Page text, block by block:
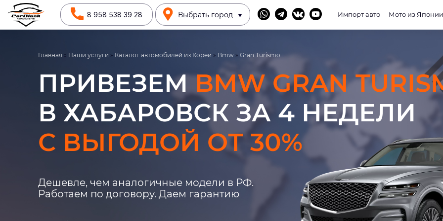
8 958 538 39 28 Выбрать город Импорт авто Мото из Японии
Главная » Наши услуги » Каталог автомобилей из Кореи » Bmw » Gran Turismo
ПРИВЕЗЕМBMW GRAN
В ХАБАРОВСК ЗА 4 НЕДЕЛИ
С ВЫГОДОЙ ОТ 30%
Дешевле, чем аналогичные модели в РФ.
Работаем по договору. Даем гарантию